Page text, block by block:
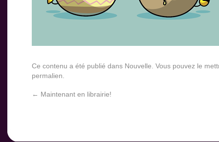
Ce contenu a été publié dans Nouvelle . Vous pouvez le
permalien
← Maintenant en librairie!